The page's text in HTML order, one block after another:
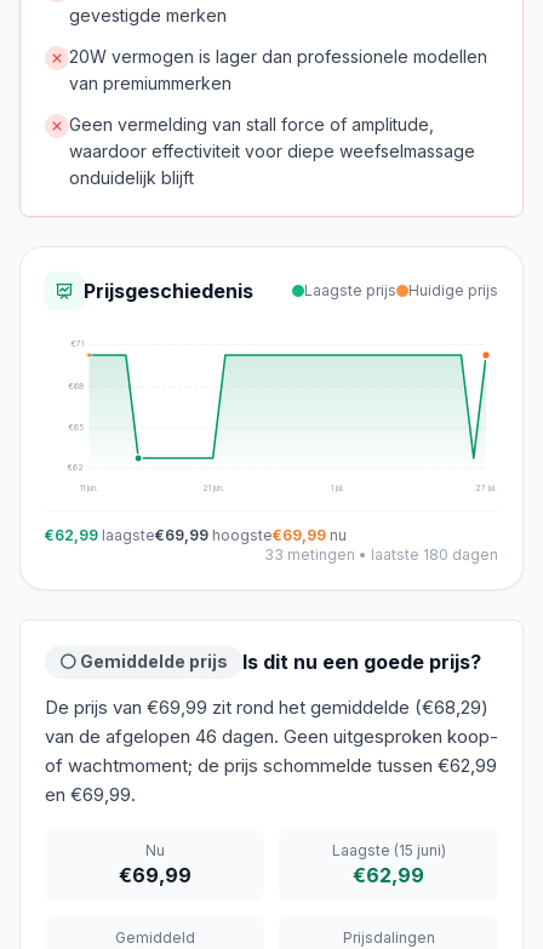
gevestigde merken
20W vermogen is lager dan professionele modellen
van premiummerken
Geen vermelding van stall force of amplitude,
waardoor effectiviteit voor diepe weefselmassage
onduidelijk blijft
Prijsgeschiedenis Laagste prijs Huidige prijs
€62
€65
€68
€71
11 jun. 21 jun. 1 jul. 27 jul.
€62,99 laagste€69,99 hoogste€69,99 nu
33 metingen • laatste 180 dagen
⚪ Gemiddelde prijs Is dit nu een goede prijs?
De prijs van €69,99 zit rond het gemiddelde (€68,29)
van de afgelopen 46 dagen. Geen uitgesproken koop-
of wachtmoment; de prijs schommelde tussen €62,99
en €69,99.
Nu
€69,99
Laagste (15 juni)
€62,99
Gemiddeld Prijsdalingen